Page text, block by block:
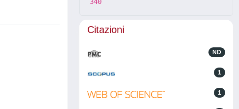
Citazioni
ND
1
1